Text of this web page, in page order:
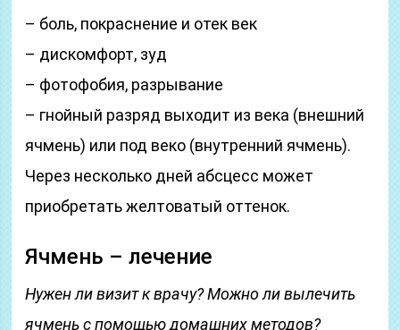
– боль, покраснение и отек век
– дискомфорт, зуд
– фотофобия, разрывание
– гнойный разряд выходит из века (внешний
ячмень) или под веко (внутренний ячмень).
Через несколько дней абсцесс может
приобретать желтоватый оттенок.
Ячмень – лечение
Нужен ли визит к врачу? Можно ли вылечить
ячмень с помощью домашних методов?